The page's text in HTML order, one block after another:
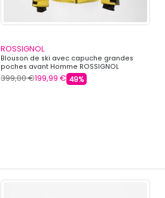
ROSSIGNOL
Blouson de ski avec capuche grandes
poches avant Homme ROSSIGNOL
399,00 €199,99 € 49%